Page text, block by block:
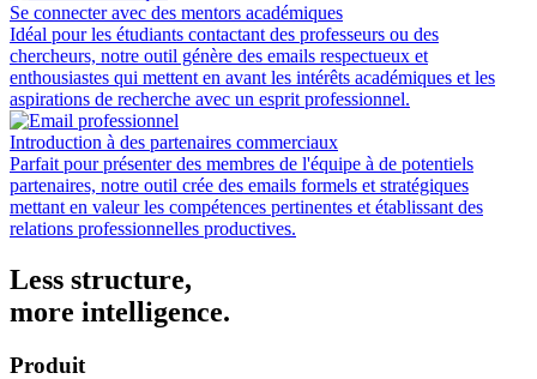
Se connecter avec des mentors académiques
Idéal pour les étudiants contactant des professeurs ou des
chercheurs, notre outil génère des emails respectueux et
enthousiastes qui mettent en avant les intérêts académiques et les
aspirations de recherche avec un esprit professionnel.
Introduction à des partenaires commerciaux
Parfait pour présenter des membres de l'équipe à de potentiels
partenaires, notre outil crée des emails formels et stratégiques
mettant en valeur les compétences pertinentes et établissant des
relations professionnelles productives.
Less structure,
more intelligence.
Produit